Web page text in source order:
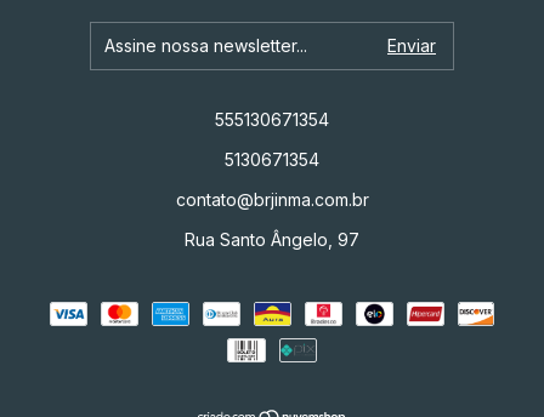
555130671354
5130671354
contato@brjinma.com.br
Rua Santo Ângelo, 97